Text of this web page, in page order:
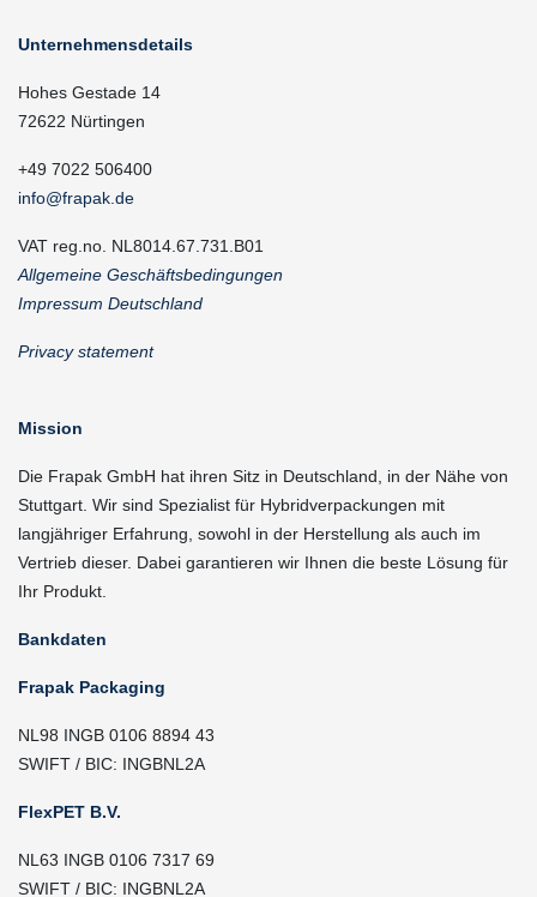
Unternehmensdetails
Hohes Gestade 14
72622 Nürtingen
+49 7022 506400
info@frapak.de
VAT reg.no. NL8014.67.731.B01
Allgemeine Geschäftsbedingungen
Impressum Deutschland
Privacy statement
Mission
Die Frapak GmbH hat ihren Sitz in Deutschland, in der Nähe von
Stuttgart. Wir sind Spezialist für Hybridverpackungen mit
langjähriger Erfahrung, sowohl in der Herstellung als auch im
Vertrieb dieser. Dabei garantieren wir Ihnen die beste Lösung für
Ihr Produkt.
Bankdaten
Frapak Packaging
NL98 INGB 0106 8894 43
SWIFT / BIC: INGBNL2A
FlexPET B.V.
NL63 INGB 0106 7317 69
SWIFT / BIC: INGBNL2A